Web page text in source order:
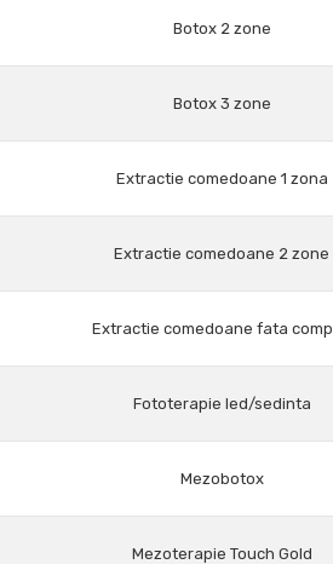
Botox 2 zone
Botox 3 zone
Extractie comedoane 1 zona
Extractie comedoane 2 zone
Extractie comedoane fata
Fototerapie led/sedinta
Mezobotox
Mezoterapie Touch Gold